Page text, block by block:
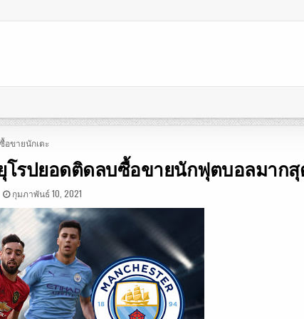
POSTED
ซื้อขายนักเตะ
รปยอดติดลบซื้อขายนักฟุตบอลมาก
กุมภาพันธ์ 10, 2021